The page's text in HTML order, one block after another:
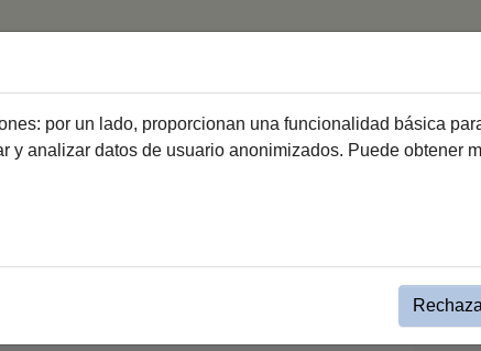
Haz Voluntariado Relación de entidades de voluntariado
Etiquetas
por un lado, proporcionan una funcionalidad básica
y analizar datos de usuario anonimizados. Puede obtener